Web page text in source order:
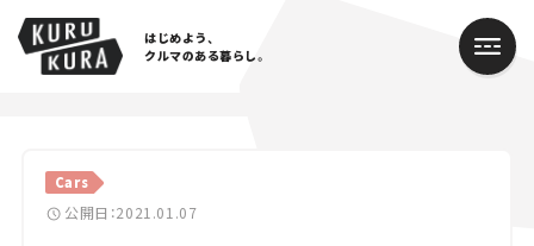
はじめよう、
クルマのある暮らし。
Cars
公開日：2021.01.07
Cars